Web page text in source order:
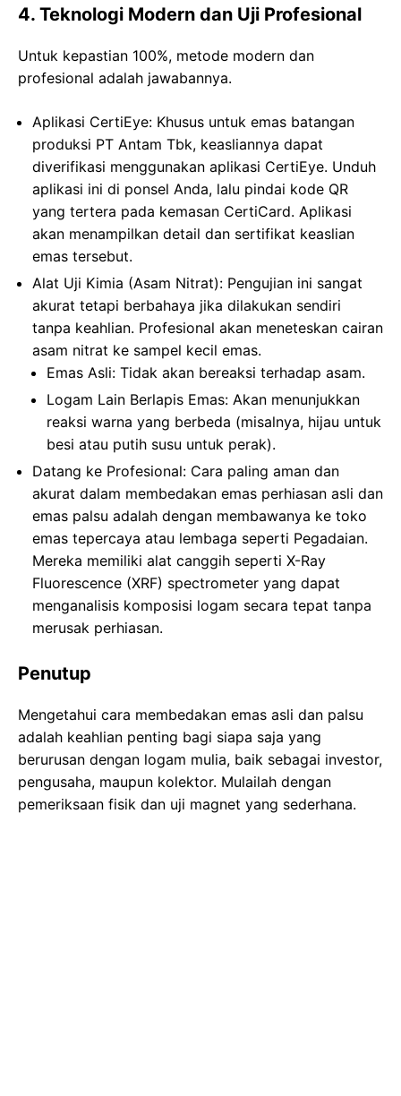
4. Teknologi Modern dan Uji Profesional
Untuk kepastian 100%, metode modern dan
profesional adalah jawabannya.
Aplikasi CertiEye: Khusus untuk emas batangan
produksi PT Antam Tbk, keasliannya dapat
diverifikasi menggunakan aplikasi CertiEye. Unduh
aplikasi ini di ponsel Anda, lalu pindai kode QR
yang tertera pada kemasan CertiCard. Aplikasi
akan menampilkan detail dan sertifikat keaslian
emas tersebut.
Alat Uji Kimia (Asam Nitrat): Pengujian ini sangat
akurat tetapi berbahaya jika dilakukan sendiri
tanpa keahlian. Profesional akan meneteskan cairan
asam nitrat ke sampel kecil emas.
Emas Asli: Tidak akan bereaksi terhadap asam.
Logam Lain Berlapis Emas: Akan menunjukkan
reaksi warna yang berbeda (misalnya, hijau untuk
besi atau putih susu untuk perak).
Datang ke Profesional: Cara paling aman dan
akurat dalam membedakan emas perhiasan asli dan
emas palsu adalah dengan membawanya ke toko
emas tepercaya atau lembaga seperti Pegadaian.
Mereka memiliki alat canggih seperti X-Ray
Fluorescence (XRF) spectrometer yang dapat
menganalisis komposisi logam secara tepat tanpa
merusak perhiasan.
Penutup
Mengetahui cara membedakan emas asli dan palsu
adalah keahlian penting bagi siapa saja yang
berurusan dengan logam mulia, baik sebagai investor,
pengusaha, maupun kolektor. Mulailah dengan
pemeriksaan fisik dan uji magnet yang sederhana.